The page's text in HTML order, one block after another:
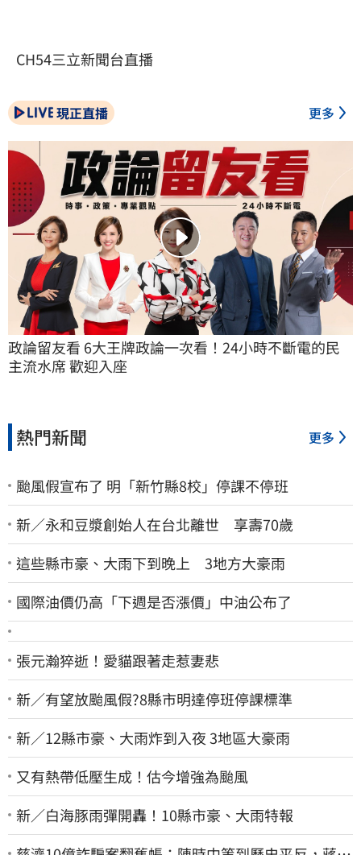
CH54三立新聞台直播
現正直播 更多
政論留友看 6大王牌政論一次看！24小時不斷電的民
主流水席 歡迎入座
熱門新聞 更多
颱風假宣布了 明「新竹縣8校」停課不停班
新／永和豆漿創始人在台北離世 享壽70歲
這些縣市豪、大雨下到晚上 3地方大豪雨
國際油價仍高「下週是否漲價」中油公布了
張元瀚猝逝！愛貓跟著走惹妻悲
新／有望放颱風假?8縣市明達停班停課標準
新／12縣市豪、大雨炸到入夜 3地區大豪雨
又有熱帶低壓生成！估今增強為颱風
新／白海豚雨彈開轟！10縣市豪、大雨特報